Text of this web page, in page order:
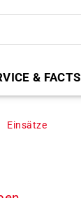
& FACTS
Einsätze